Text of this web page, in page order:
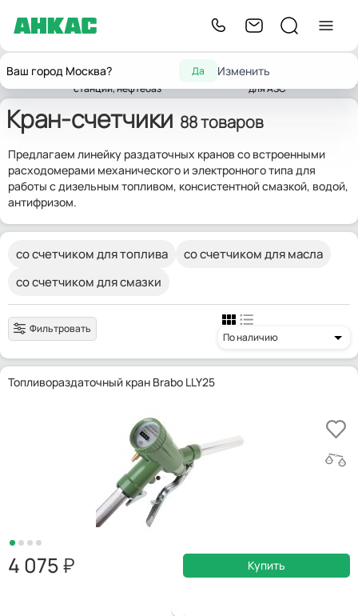
Ваш город Москва? Да Изменить
Главнаяавтозаправочных
станций, нефтебаз
Оборудованиепистолеты
для АЗС
счетчики
Кран-счетчики 88 товаров
Предлагаем линейку раздаточных кранов со встроенными
расходомерами механического и электронного типа для
работы с дизельным топливом, консистентной смазкой, водой,
антифризом.
со счетчиком для топлива
со счетчиком для масла
со счетчиком для смазки
Фильтровать
По наличию
Топливораздаточный кран Brabo LLY25
4 075 Купить